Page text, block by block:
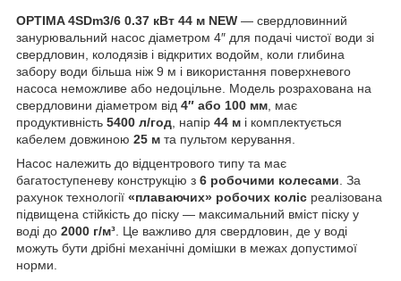
OPTIMA 4SDm3/6 0.37 кВт 44 м NEW — свердловинний
занурювальний насос діаметром 4″ для подачі чистої води зі
свердловин, колодязів і відкритих водойм, коли глибина
забору води більша ніж 9 м і використання поверхневого
насоса неможливе або недоцільне. Модель розрахована на
свердловини діаметром від 4″ або 100 мм, має
продуктивність 5400 л/год, напір 44 м і комплектується
кабелем довжиною 25 м та пультом керування.
Насос належить до відцентрового типу та має
багатоступеневу конструкцію з 6 робочими колесами. За
рахунок технології «плаваючих» робочих коліс реалізована
підвищена стійкість до піску — максимальний вміст піску у
воді до 2000 г/м³. Це важливо для свердловин, де у воді
можуть бути дрібні механічні домішки в межах допустимої
норми.